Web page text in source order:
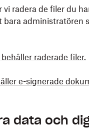
radera de filer du
bara administratören
raderade filer.
e-signerade
data och